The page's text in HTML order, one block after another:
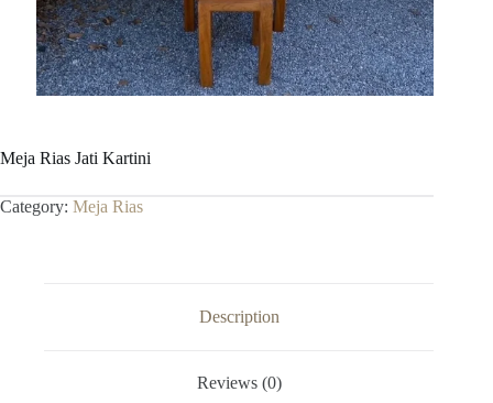
Meja Rias Jati Kartini
Category: Meja Rias
Description
Reviews (0)